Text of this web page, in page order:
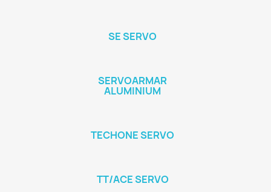
SE SERVO
SERVOARMAR
ALUMINIUM
TECHONE SERVO
TT/ACE SERVO